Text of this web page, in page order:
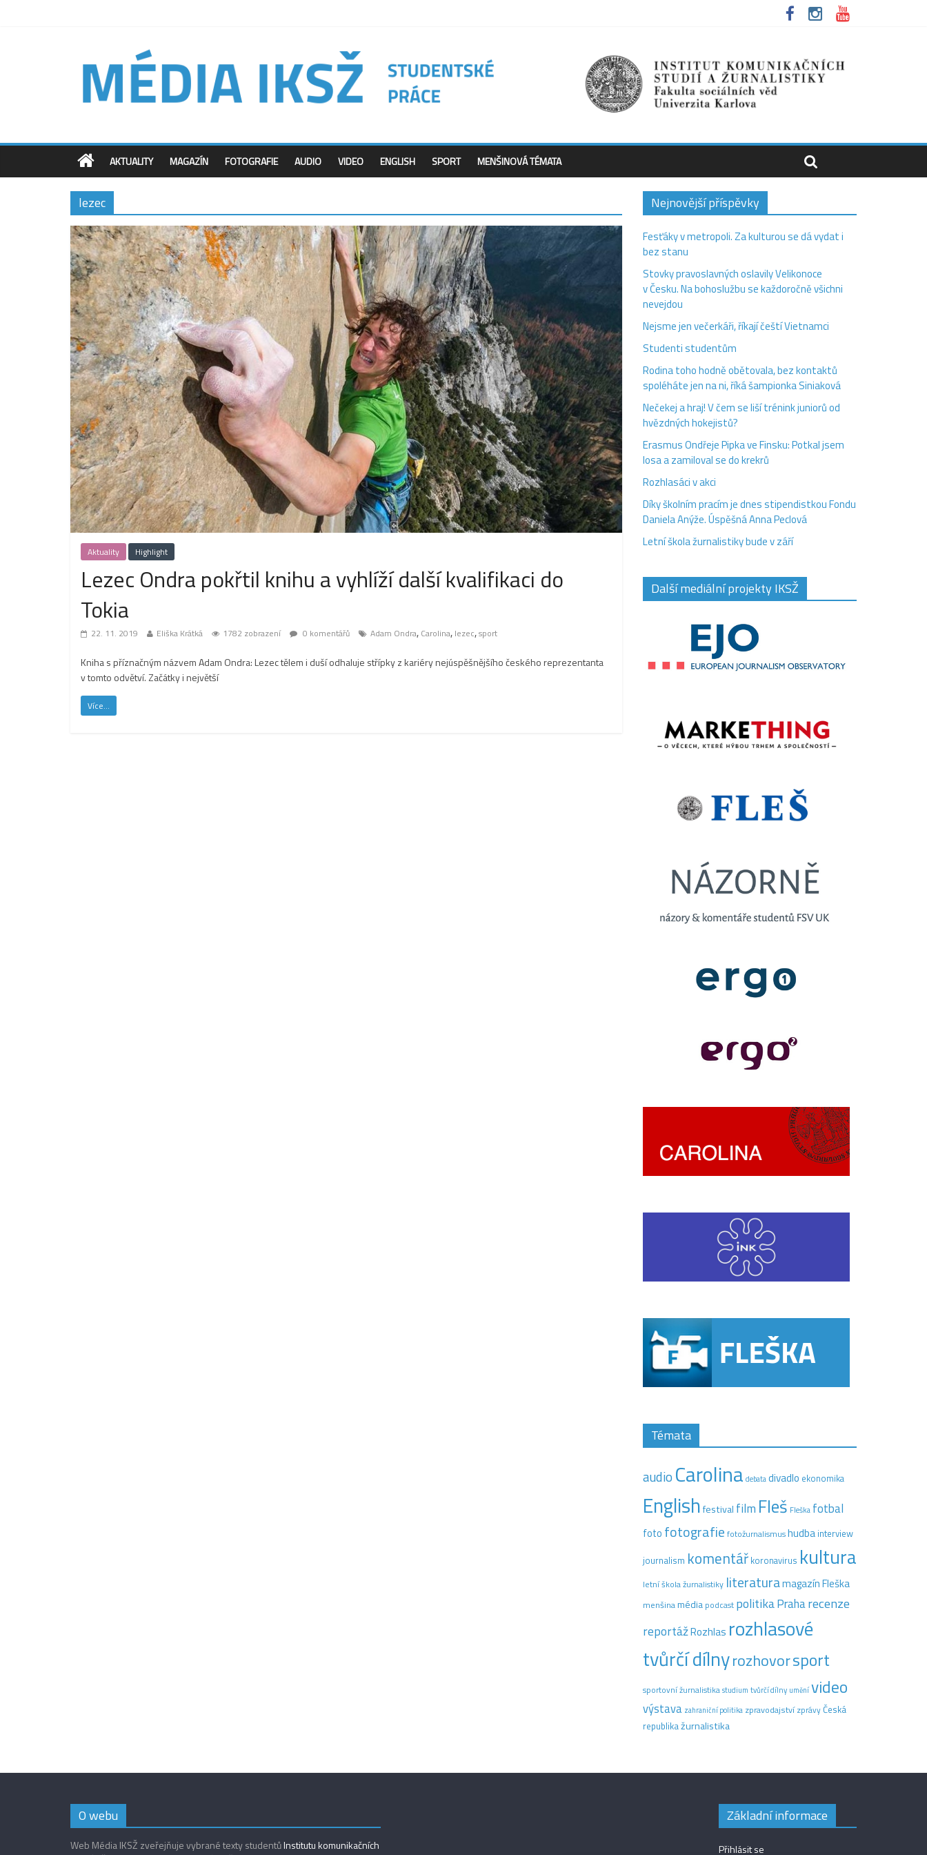
AKTUALITY MAGAZÍN FOTOGRAFIE AUDIO VIDEO ENGLISH SPORT MENŠINOVÁ TÉMATA
lezec
Aktuality Highlight
Lezec Ondra pokřtil knihu a vyhlíží další kvalifikaci do
Tokia
22. 11. 2019 Eliška Krátká 1782 zobrazení 0 komentářů Adam Ondra, Carolina, lezec,sport
Kniha s příznačným názvem Adam Ondra: Lezec tělem i duší odhaluje střípky z kariéry nejúspěšnějšího českého reprezentanta
v tomto odvětví. Začátky i největší
Více...
Nejnovější příspěvky
Fesťáky v metropoli. Za kulturou se dá vydat i
bez stanu
Stovky pravoslavných oslavily Velikonoce
v Česku. Na bohoslužbu se každoročně všichni
nevejdou
Nejsme jen večerkáři, říkají čeští Vietnamci
Studenti studentům
Rodina toho hodně obětovala, bez kontaktů
spoléháte jen na ni, říká šampionka Siniaková
Nečekej a hraj! V čem se liší trénink juniorů od
hvězdných hokejistů?
Erasmus Ondřeje Pipka ve Finsku: Potkal jsem
losa a zamiloval se do krekrů
Rozhlasáci v akci
Díky školním pracím je dnes stipendistkou Fondu
Daniela Anýže. Úspěšná Anna Peclová
Letní škola žurnalistiky bude v září
Další mediální projekty IKSŽ
Témata
audio Carolina debatadivadlo ekonomika
Englishfestival film Fleš Fleška fotbal
foto fotografie fotožurnalismushudba interview
journalism komentář koronavirus kultura
letní škola žurnalistiky literaturamagazín Fleška
menšinamédia podcast politikaPraharecenze
reportážRozhlas rozhlasové
tvůrčí dílnyrozhovorsport
sportovní žurnalistikastudium tvůrčí dílny uměnívideo
výstava zahraniční politika zpravodajství zprávyČeská
republikažurnalistika
O webu
Web Média IKSŽ zveřejňuje vybrané texty studentůInstitutu komunikačních
Základní informace
Přihlásit se